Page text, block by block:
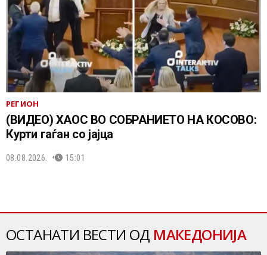
РЕГИОН
(ВИДЕО) ХАОС ВО СОБРАНИЕТО НА КОСОВО:
Курти гаѓан со јајца
08.08.2026. 15:01
ОСТАНАТИ ВЕСТИ ОД МАКЕДОНИЈА